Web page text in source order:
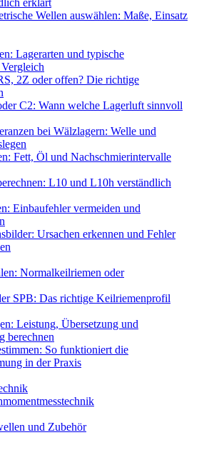
erklärt
Wellen auswählen: Maße, Einsatz
Lagerarten und typische
2Z oder offen? Die richtige
C2: Wann welche Lagerluft sinnvoll
bei Wälzlagern: Welle und
Fett, Öl und Nachschmierintervalle
L10 und L10h verständlich
Einbaufehler vermeiden und
Ursachen erkennen und Fehler
Normalkeilriemen oder
SPB: Das richtige Keilriemenprofil
Leistung, Übersetzung und
berechnen
So funktioniert die
in der Praxis
und Zubehör